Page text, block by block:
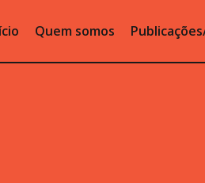
Quem somos Publicações